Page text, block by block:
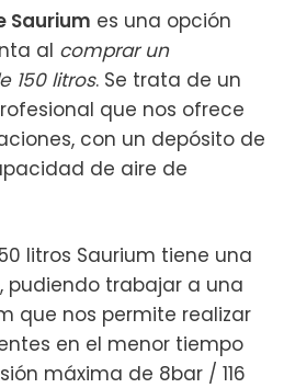
Saurium es una opción
al comprar un
150 litros. Se trata de un
que nos ofrece
con un depósito de
de aire de
litros Saurium tiene una
pudiendo trabajar a una
que nos permite realizar
en el menor tiempo
máxima de 8bar / 116